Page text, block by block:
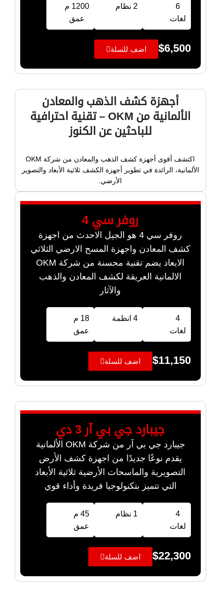
6
لغات
2 نظام
1200 م
عمق
$6,500 اضف للسلة
أجهزة كشف الذهب والمعادن
الألمانية من OKM – تقنية احترافية
للباحثين عن الكنوز
اكتشف أقوى أجهزة كشف الذهب والمعادن من شركة OKM
الألمانية، الرائدة في تطوير أجهزة الكشف ثلاثية الأبعاد والتصوير
الأرضي.
روفر سي 4
روفر سي 4 هو الجيل الاحدث من اجهزة
كشف المعادن واجهزة المسح الارضي الثلاثي
الابعاد يضم تقنية محسنة من شركة OKM
الالمانية العريقة لكشف المعادن والذهب
والآثار
4
لغات
4 انظمة
18 م
عمق
$11,150 اضف للسلة
جيبارد جي بي آر 3 دي
جيبارد جي بي آر من شركة OKM الألمانية
يقدم نوعًا جديدًا من اجهزة كشف الأرض
التصويرية والماسحات الأرضية ثلاثية الأبعاد
التي تتميز بتكنولوجيا فريدة وأداء قوي
4
لغات
1 نظام
45 م
عمق
$22,300 اضف للسلة